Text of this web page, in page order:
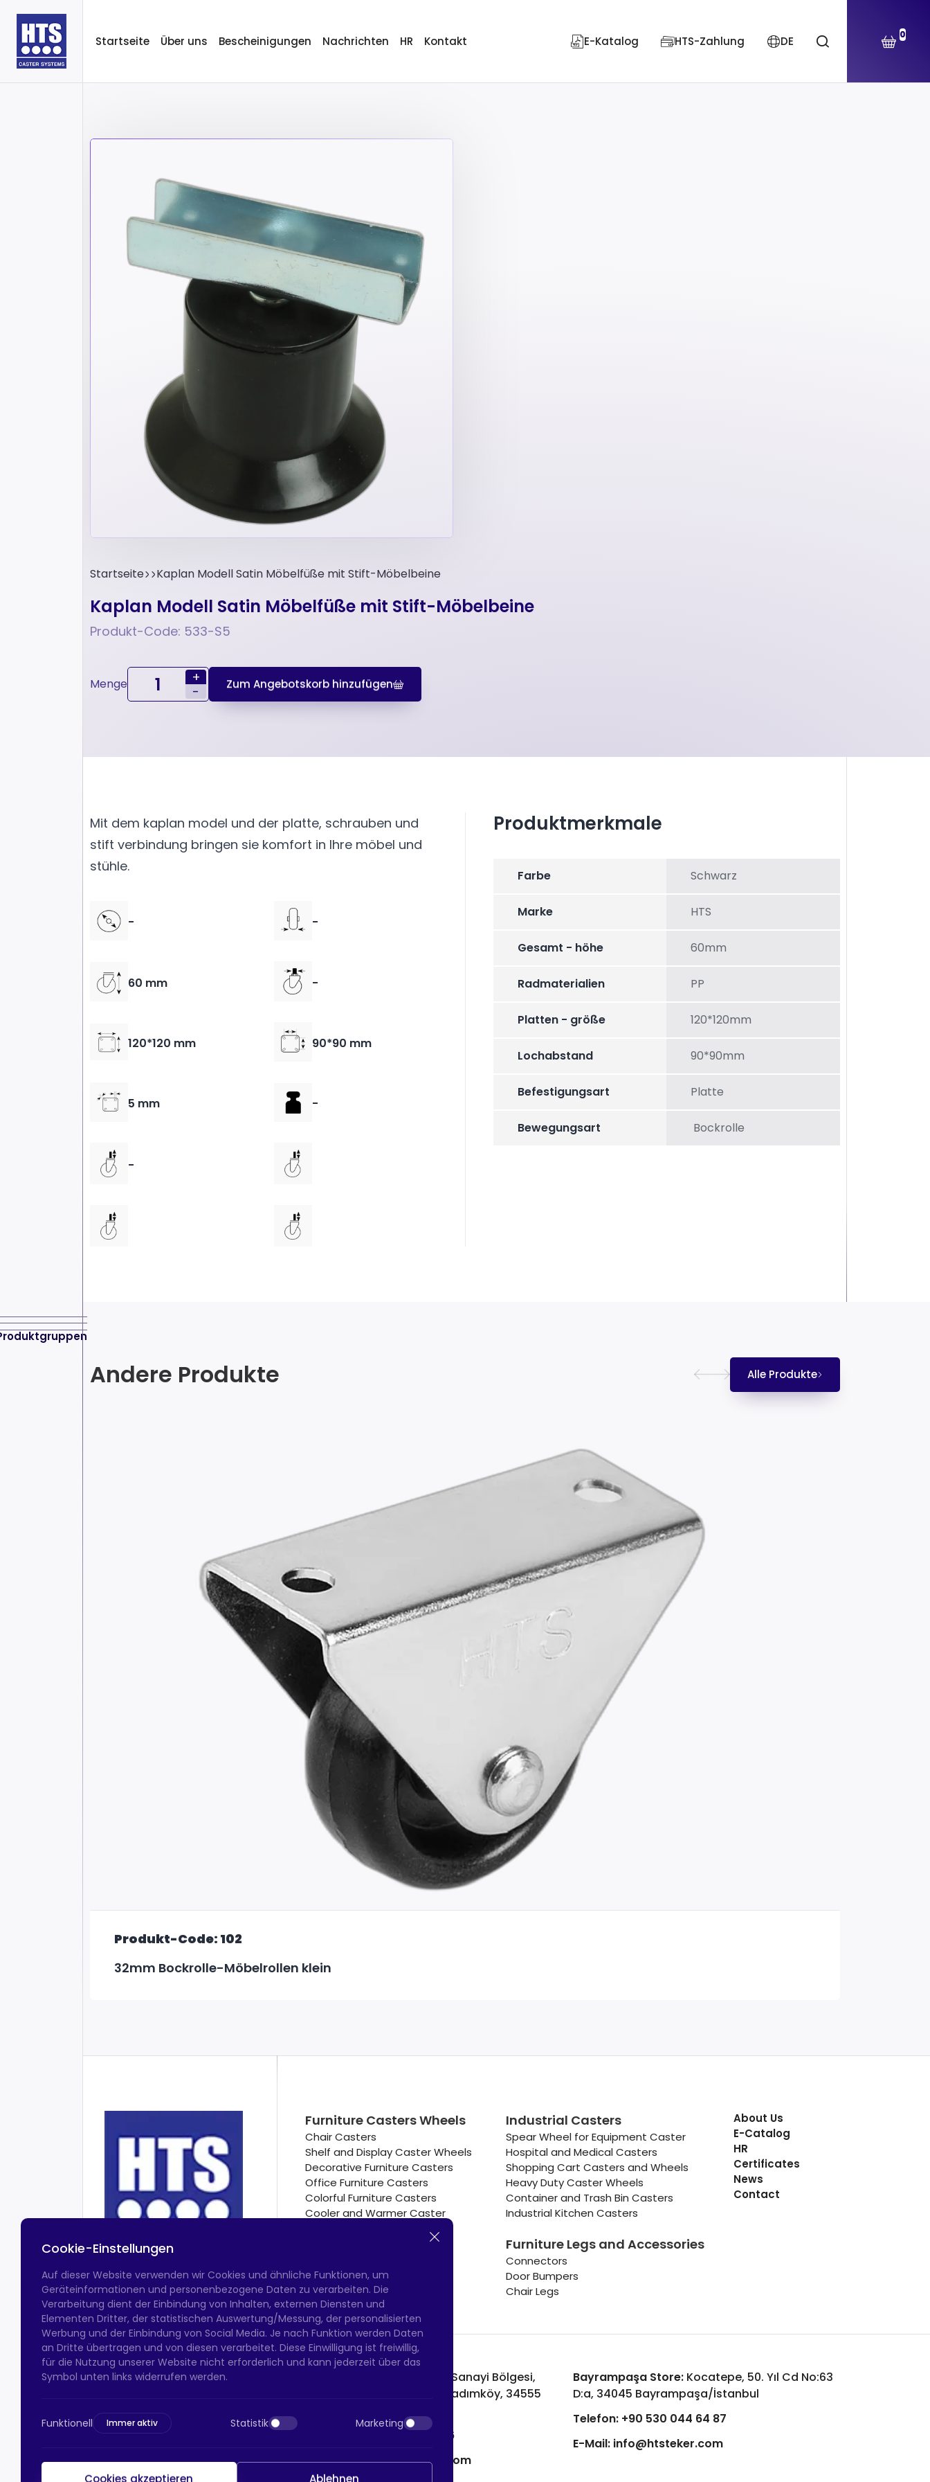
Startseite Über uns Bescheinigungen Nachrichten HR Kontakt E-Katalog HTS-Zahlung DE 0
Startseite Kaplan Modell Satin Möbelfüße mit Stift-Möbelbeine
Kaplan Modell Satin Möbelfüße mit Stift-Möbelbeine
Produkt-Code: 533-S5
Menge
+
-
Zum Angebotskorb hinzufügen
Mit dem kaplan model und der platte, schrauben und
stift verbindung bringen sie komfort in Ihre möbel und
stühle.
- -
60 mm -
120*120 mm 90*90 mm
5 mm -
-
Produktmerkmale
Farbe Schwarz
Marke HTS
Gesamt - höhe 60mm
Radmaterialien PP
Platten - größe 120*120mm
Lochabstand 90*90mm
Befestigungsart Platte
Bewegungsart Bockrolle
Andere Produkte Alle Produkte
Produkt-Code: 102
32mm Bockrolle-Möbelrollen klein
Furniture Casters Wheels
Chair Casters
Shelf and Display Caster Wheels
Decorative Furniture Casters
Office Furniture Casters
Colorful Furniture Casters
Cooler and Warmer Caster
Hotel Equipment Casters
Industrial Casters
Spear Wheel for Equipment Caster
Hospital and Medical Casters
Shopping Cart Casters and Wheels
Heavy Duty Caster Wheels
Container and Trash Bin Casters
Industrial Kitchen Casters
Furniture Legs and Accessories
Connectors
Door Bumpers
Chair Legs
About Us
E-Catalog
HR
Certificates
News
Contact
Atatürk Sanayi Bölgesi,
Uzunçayır Caddesi, No:11 Hadımköy, 34555
+90 212 640 66 46
E-Mail:export@htsteker.com
Bayrampaşa Store:Kocatepe, 50. Yıl Cd No:63
D:a, 34045 Bayrampaşa/İstanbul
Telefon:+90 530 044 64 87
E-Mail: info@htsteker.com
Cookie-Einstellungen
Auf dieser Website verwenden wir Cookies und ähnliche Funktionen, um
Geräteinformationen und personenbezogene Daten zu verarbeiten. Die
Verarbeitung dient der Einbindung von Inhalten, externen Diensten und
Elementen Dritter, der statistischen Auswertung/Messung, der personalisierten
Werbung und der Einbindung von Social Media. Je nach Funktion werden Daten
an Dritte übertragen und von diesen verarbeitet. Diese Einwilligung ist freiwillig,
für die Nutzung unserer Website nicht erforderlich und kann jederzeit über das
Symbol unten links widerrufen werden.
Funktionell Immer aktiv Statistik Marketing
Cookies akzeptieren Ablehnen